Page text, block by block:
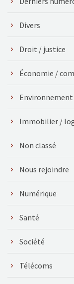
Divers
Droit / justice
Économie /
Immobilier /
Non classé
Nous rejoindre
Numérique
Santé
Société
Télécoms